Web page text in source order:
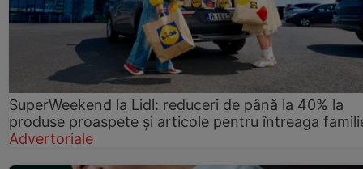
SuperWeekend la Lidl: reduceri de până la 40% la
produse proaspete și articole pentru întreaga
Advertoriale